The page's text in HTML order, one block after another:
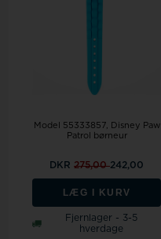
Model 55333857
Disney Paw
Patrol børneur
DKR275,00242,00
LÆG I KURV
Fjernlager - 3-5
hverdage